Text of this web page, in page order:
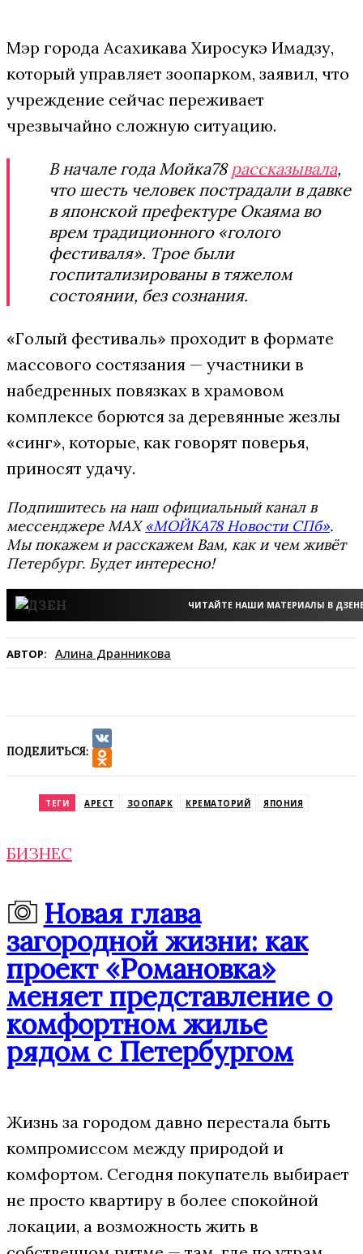
Мэр города Асахикава Хиросукэ Имадзу,
который управляет зоопарком, заявил, что
учреждение сейчас переживает
чрезвычайно сложную ситуацию.
В начале года Мойка78 рассказывала,
что шесть человек пострадали в давке
в японской префектуре Окаяма во
врем традиционного «голого
фестиваля». Трое были
госпитализированы в тяжелом
состоянии, без сознания.
«Голый фестиваль» проходит в формате
массового состязания — участники в
набедренных повязках в храмовом
комплексе борются за деревянные жезлы
«синг», которые, как говорят поверья,
приносят удачу.
Подпишитесь на наш официальный канал в
мессенджере MAX«МОЙКА78 Новости СПб».
Мы покажем и расскажем Вам, как и чем живёт
Петербург. Будет интересно!
ЧИТАЙТЕ НАШИ МАТЕРИАЛЫ В
АВТОР: Алина Дранникова
ПОДЕЛИТЬСЯ:
VK
ТЕГИ АРЕСТ ЗООПАРК КРЕМАТОРИЙ ЯПОНИЯ
БИЗНЕС
Новая глава
загородной жизни: как
проект «Романовка»
меняет представление о
комфортном жилье
рядом с Петербургом
Жизнь за городом давно перестала быть
компромиссом между природой и
комфортом. Сегодня покупатель выбирает
не просто квартиру в более спокойной
локации, а возможность жить в